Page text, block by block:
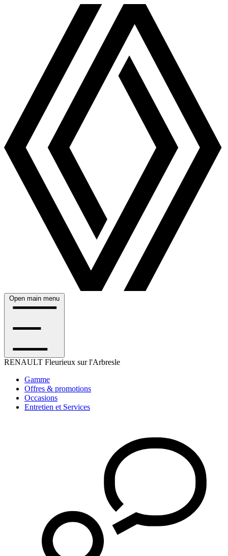
Open main menu
RENAULT Fleurieux sur l'Arbresle
Gamme
Offres & promotions
Occasions
Entretien et Services